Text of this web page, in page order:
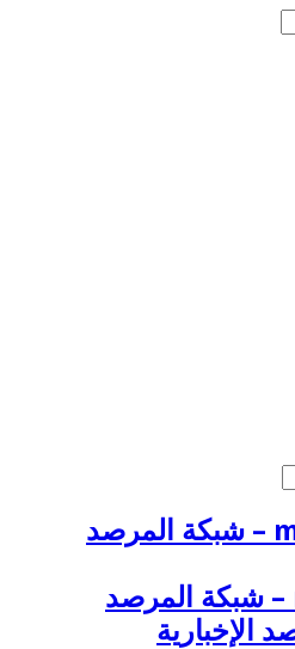
marsadpress.net – شبكة المرصد
الإخبارية